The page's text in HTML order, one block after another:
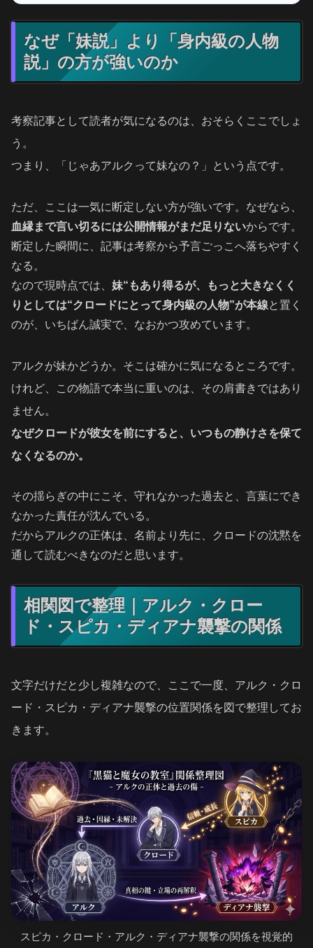
なぜ「妹説」より「身内級の人物
説」の方が強いのか
考察記事として読者が気になるのは、おそらくここでしょ
う。
つまり、「じゃあアルクって妹なの？」という点です。
ただ、ここは一気に断定しない方が強いです。なぜなら、
血縁まで言い切るには公開情報がまだ足りないからです。
断定した瞬間に、記事は考察から予言ごっこへ落ちやすく
なる。
なので現時点では、 妹“もあり得るが、もっと大きなくく
りとしては“クロードにとって身内級の人物”が本線と置く
のが、いちばん誠実で、なおかつ攻めています。
アルクが妹かどうか。そこは確かに気になるところです。
けれど、この物語で本当に重いのは、その肩書きではあり
ません。
なぜクロードが彼女を前にすると、いつもの静けさを保て
なくなるのか。
その揺らぎの中にこそ、守れなかった過去と、言葉にでき
なかった責任が沈んでいる。
だからアルクの正体は、名前より先に、クロードの沈黙を
通して読むべきなのだと思います。
相関図で整理｜アルク・クロー
ド・スピカ・ディアナ襲撃の関係
文字だけだと少し複雑なので、ここで一度、アルク・クロ
ード・スピカ・ディアナ襲撃の位置関係を図で整理してお
きます。
スピカ・クロード・アルク・ディアナ襲撃の関係を視覚的